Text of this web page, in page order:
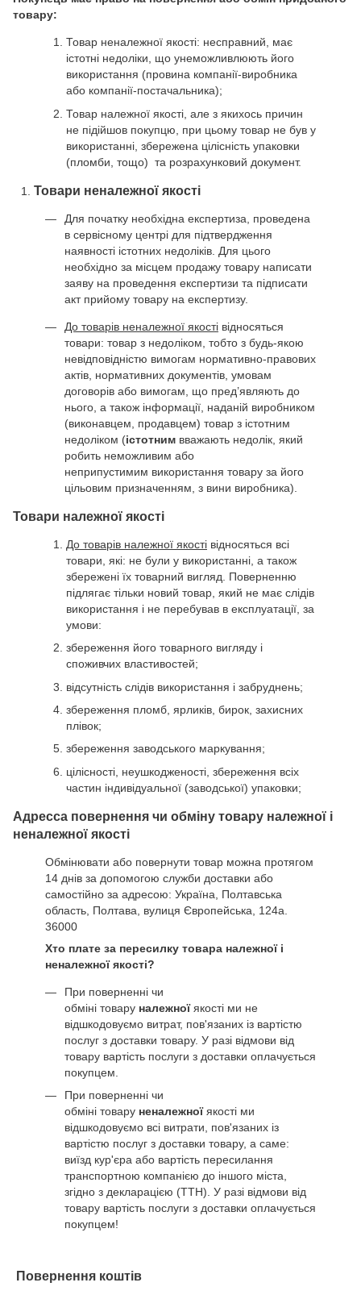
товару:
Товар неналежної якості: несправний, має
істотні недоліки, що унеможливлюють його
використання (провина компанії-виробника
або компанії-постачальника);
Товар належної якості, але з якихось причин
не підійшов покупцю, при цьому товар не був у
використанні, збережена цілісність упаковки
(пломби, тощо) та розрахунковий документ.
Товари неналежної якості
Для початку необхідна експертиза, проведена
в сервісному центрі для підтвердження
наявності істотних недоліків. Для цього
необхідно за місцем продажу товару написати
заяву на проведення експертизи та підписати
акт прийому товару на експертизу.
До товарів неналежної якості відносяться
товари: товар з недоліком, тобто з будь-якою
невідповідністю вимогам нормативно-правових
актів, нормативних документів, умовам
договорів або вимогам, що пред’являють до
нього, а також інформації, наданій виробником
(виконавцем, продавцем) товар з істотним
недоліком (істотним вважають недолік, який
робить неможливим або
неприпустимим використання товару за його
цільовим призначенням, з вини виробника).
Товари належної якості
До товарів належної якості відносяться всі
товари, які: не були у використанні, а також
збережені їх товарний вигляд. Поверненню
підлягає тільки новий товар, який не має слідів
використання і не перебував в експлуатації, за
умови:
збереження його товарного вигляду і
споживчих властивостей;
відсутність слідів використання і забруднень;
збереження пломб, ярликів, бирок, захисних
плівок;
збереження заводського маркування;
цілісності, неушкодженості, збереження всіх
частин індивідуальної (заводської) упаковки;
Адресса повернення чи обміну товару належної і
неналежної якості
Обмінювати або повернути товар можна протягом
14 днів за допомогою служби доставки або
самостійно за адресою: Україна, Полтавська
область, Полтава, вулиця Європейська, 124а.
36000
Хто плате за пересилку товара належної і
неналежної якості?
При поверненні чи
обміні товару належноїякості ми не
відшкодовуємо витрат, пов'язаних із вартістю
послуг з доставки товару. У разі відмови від
товару вартість послуги з доставки оплачується
покупцем.
При поверненні чи
обміні товару неналежноїякості ми
відшкодовуємо всі витрати, пов'язаних із
вартістю послуг з доставки товару, а саме:
виїзд кур'єра або вартість пересилання
транспортною компанією до іншого міста,
згідно з декларацією (ТТН). У разі відмови від
товару вартість послуги з доставки оплачується
покупцем!
Повернення коштів